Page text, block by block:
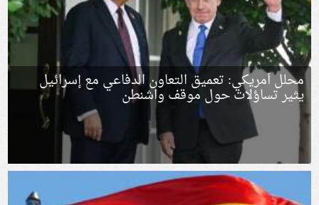
محلل أمريكي: تعميق التعاون الدفاعي مع إسرائيل
يثير تساؤلات حول موقف واشنطن